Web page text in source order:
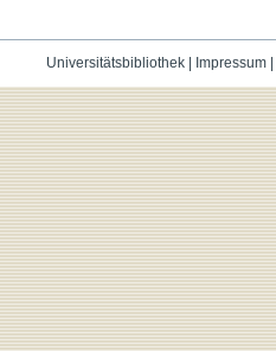
Universitätsbibliothek| Impressum|